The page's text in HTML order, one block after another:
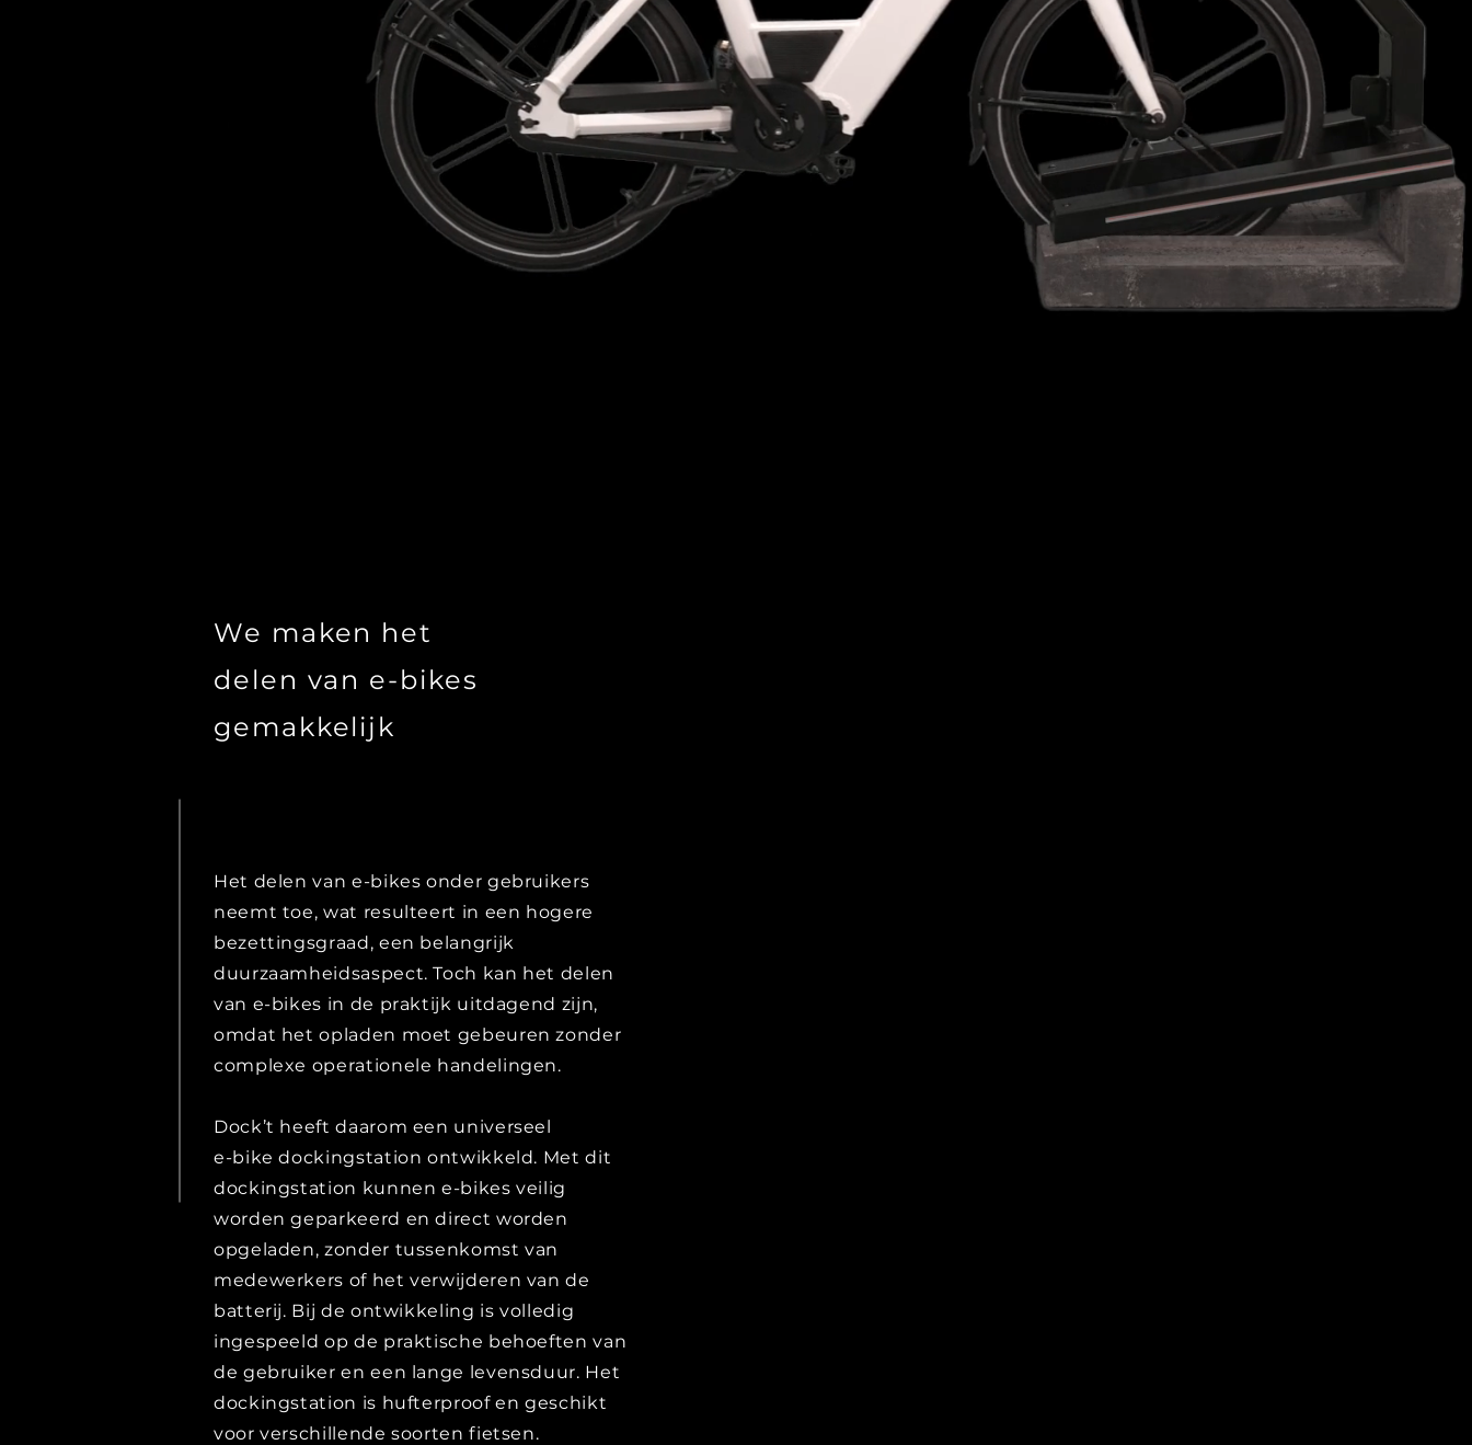
We maken het
delen van e-bikes
gemakkelijk
Het delen van e-bikes onder gebruikers
neemt toe, wat resulteert in een hogere
bezettingsgraad, een belangrijk
duurzaamheidsaspect. Toch kan het delen
van e-bikes in de praktijk uitdagend zijn,
omdat het opladen moet gebeuren zonder
complexe operationele handelingen.
Dock’t heeft daarom een universeel
e-bike dockingstation ontwikkeld. Met dit
dockingstation kunnen e-bikes veilig
worden geparkeerd en direct worden
opgeladen, zonder tussenkomst van
medewerkers of het verwijderen van de
batterij. Bij de ontwikkeling is volledig
ingespeeld op de praktische behoeften van
de gebruiker en een lange levensduur. Het
dockingstation is hufterproof en geschikt
voor verschillende soorten fietsen.